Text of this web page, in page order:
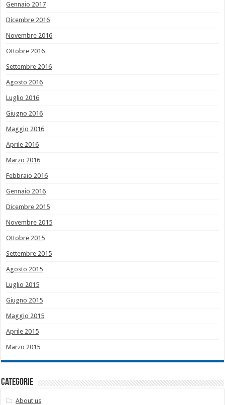
Gennaio 2017
Dicembre 2016
Novembre 2016
Ottobre 2016
Settembre 2016
Agosto 2016
Luglio 2016
Giugno 2016
Maggio 2016
Aprile 2016
Marzo 2016
Febbraio 2016
Gennaio 2016
Dicembre 2015
Novembre 2015
Ottobre 2015
Settembre 2015
Agosto 2015
Luglio 2015
Giugno 2015
Maggio 2015
Aprile 2015
Marzo 2015
Categorie
About us